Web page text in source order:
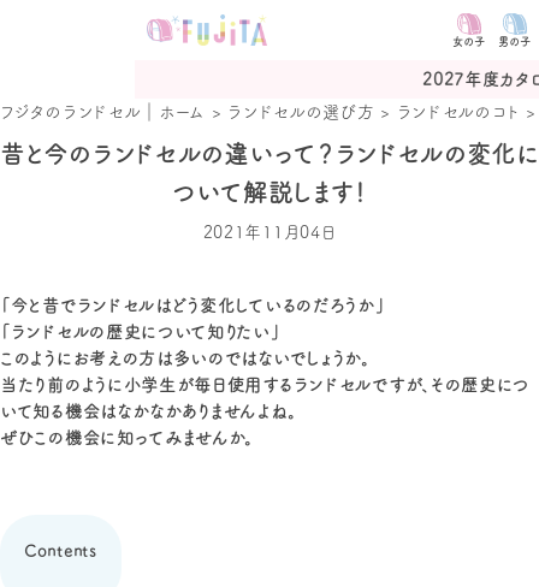
女の子 男の子
2027年度カタログ予約受付
フジタのランドセル｜ホーム
> ランドセルの選び方 > ランドセルのコト
昔と今のランドセルの違いって？ランドセルの変化に
ついて解説します！
2021年11月04日
「今と昔でランドセルはどう変化しているのだろうか」
「ランドセルの歴史について知りたい」
このようにお考えの方は多いのではないでしょうか。
当たり前のように小学生が毎日使用するランドセルですが、その歴史につ
いて知る機会はなかなかありませんよね。
ぜひこの機会に知ってみませんか。
Contents